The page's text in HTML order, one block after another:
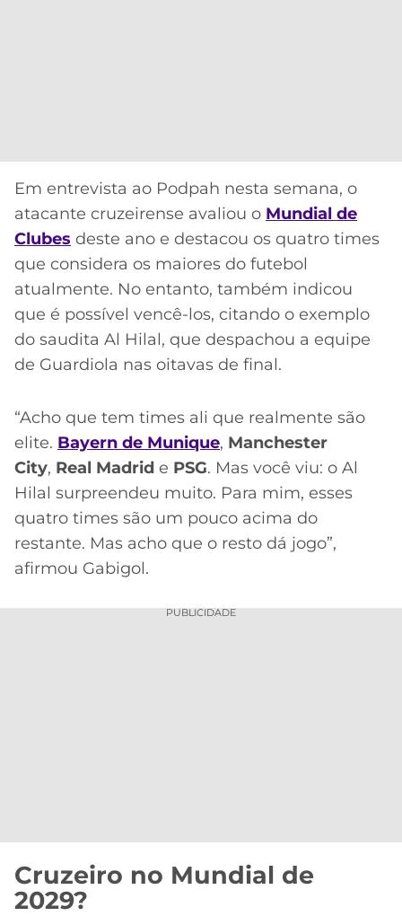
Em entrevista ao Podpah nesta semana, o
atacante cruzeirense avaliou o Mundial de
Clubes deste ano e destacou os quatro times
que considera os maiores do futebol
atualmente. No entanto, também indicou
que é possível vencê-los, citando o exemplo
do saudita Al Hilal, que despachou a equipe
de Guardiola nas oitavas de final.
“Acho que tem times ali que realmente são
elite. Bayern de Munique, Manchester
City, Real Madrid e PSG. Mas você viu: o Al
Hilal surpreendeu muito. Para mim, esses
quatro times são um pouco acima do
restante. Mas acho que o resto dá jogo”,
afirmou Gabigol.
PUBLICIDADE
Cruzeiro no Mundial de
2029?